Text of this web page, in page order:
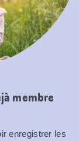
membre
enregistrer les